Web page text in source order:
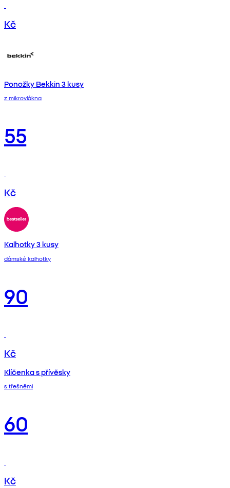
Kč
Ponožky Bekkin 3 kusy
z mikrovlákna
55
Kč
Kalhotky 3 kusy
dámské kalhotky
90
Kč
Klíčenka s přívěsky
s třešněmi
60
Kč